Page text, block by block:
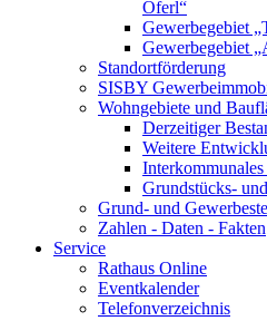
Öferl“
Gewerbegebiet
Gewerbegebiet
Standortförderung
SISBY
Wohngebiete und
Derzeitiger
Weitere
Grundstücks-
Grund- und
Zahlen - Daten - Fakten
Service
Rathaus Online
Eventkalender
Telefonverzeichnis